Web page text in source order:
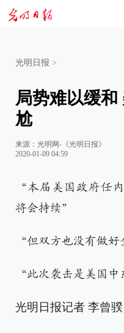
光明日报 >
局势难以缓
尬
来源： 光明网-《光明日报》
2020-01-09 04:59
“本届美国政府任
将会持续”
“但双方也没有做
“此次袭击是美国中
光明日报记者 李曾骙